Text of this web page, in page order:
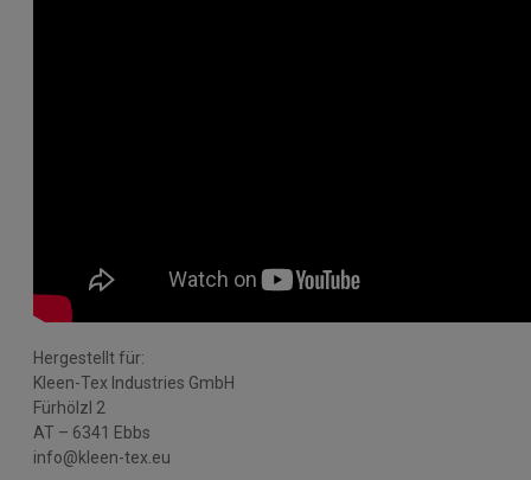
Hergestellt für:
Kleen-Tex Industries GmbH
Fürhölzl 2
AT – 6341 Ebbs
info@kleen-tex.eu